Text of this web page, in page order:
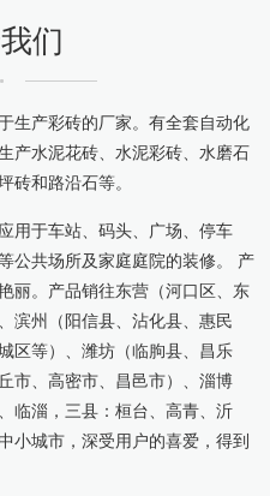
们
产彩砖的厂家。有全套自动化
产水泥花砖、水泥彩砖、水磨石
砖和路沿石等。
于车站、码头、广场、停车
公共场所及家庭庭院的装修。 产
丽。产品销往东营（河口区、东
滨州（阳信县、沾化县、惠民
区等）、潍坊（临朐县、昌乐
市、高密市、昌邑市）、淄博
临淄，三县：桓台、高青、沂
小城市，深受用户的喜爱，得到